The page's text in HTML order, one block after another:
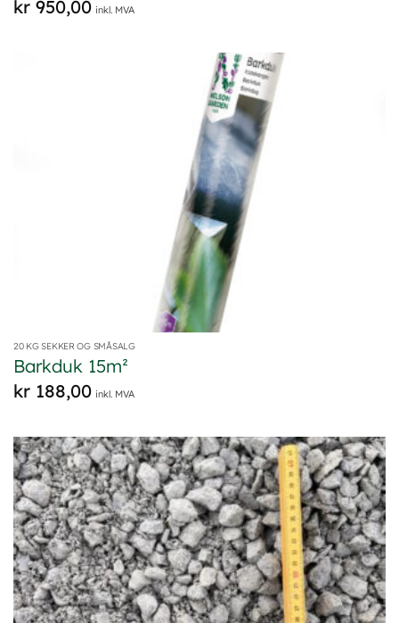
kr950,00 inkl. MVA
20 KG SEKKER OG SMÅSALG
Barkduk 15m²
kr188,00 inkl. MVA